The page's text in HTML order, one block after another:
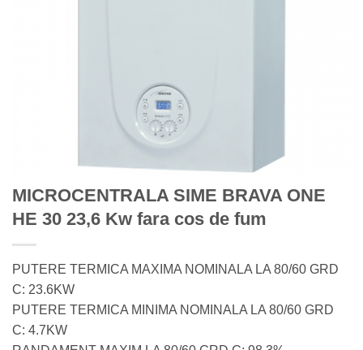
MICROCENTRALA SIME BRAVA ONE
HE 30 23,6 Kw fara cos de fum
PUTERE TERMICA MAXIMA NOMINALA LA 80/60 GRD
C: 23.6KW
PUTERE TERMICA MINIMA NOMINALA LA 80/60 GRD
C: 4.7KW